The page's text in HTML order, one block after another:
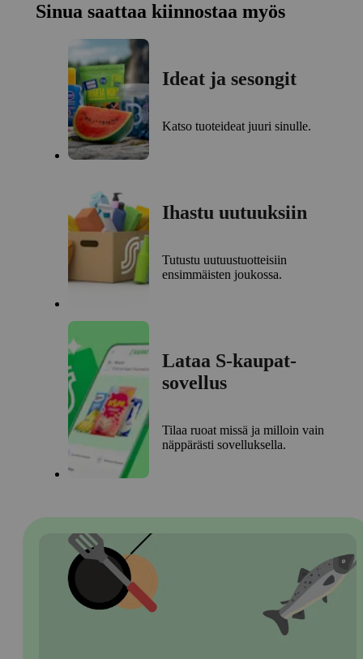
Sinua saattaa kiinnostaa myös
Ideat ja sesongit
Katso tuoteideat juuri sinulle.
Ihastu uutuuksiin
Tutustu uutuustuotteisiin
ensimmäisten joukossa.
Lataa S-kaupat-
sovellus
Tilaa ruoat missä ja milloin vain
näppärästi sovelluksella.